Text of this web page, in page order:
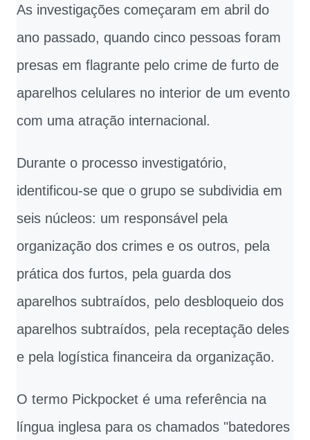
As investigações começaram em abril do
ano passado, quando cinco pessoas foram
presas em flagrante pelo crime de furto de
aparelhos celulares no interior de um evento
com uma atração internacional.
Durante o processo investigatório,
identificou-se que o grupo se subdividia em
seis núcleos: um responsável pela
organização dos crimes e os outros, pela
prática dos furtos, pela guarda dos
aparelhos subtraídos, pelo desbloqueio dos
aparelhos subtraídos, pela receptação deles
e pela logística financeira da organização.
O termo Pickpocket é uma referência na
língua inglesa para os chamados "batedores